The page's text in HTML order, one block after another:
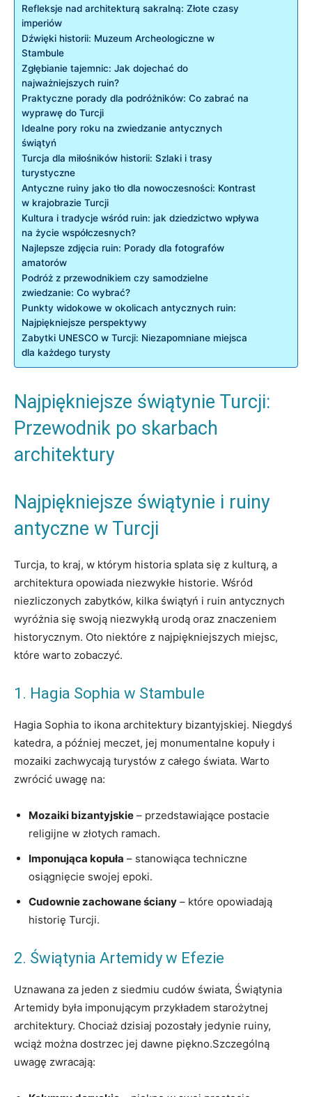
Refleksje nad architekturą sakralną: Złote czasy
imperiów
Dźwięki historii: Muzeum Archeologiczne w
Stambule
Zgłębianie tajemnic: Jak dojechać do
najważniejszych ruin?
Praktyczne porady dla podróżników: Co zabrać na
wyprawę do Turcji
Idealne pory roku na zwiedzanie antycznych
świątyń
Turcja dla miłośników historii: Szlaki i trasy
turystyczne
Antyczne ruiny jako tło dla nowoczesności: Kontrast
w krajobrazie Turcji
Kultura i tradycje wśród ruin: jak dziedzictwo wpływa
na życie współczesnych?
Najlepsze zdjęcia ruin: Porady dla fotografów
amatorów
Podróż z przewodnikiem czy samodzielne
zwiedzanie: Co wybrać?
Punkty widokowe w okolicach antycznych ruin:
Najpiękniejsze perspektywy
Zabytki UNESCO w Turcji: Niezapomniane miejsca
dla każdego turysty
Najpiękniejsze świątynie Turcji:
Przewodnik po skarbach
architektury
Najpiękniejsze świątynie i ruiny
antyczne w Turcji
Turcja, to kraj, w którym historia splata się z kulturą, a
architektura opowiada niezwykłe historie. Wśród
niezliczonych zabytków, kilka świątyń i ruin antycznych
wyróżnia się swoją niezwykłą urodą oraz znaczeniem
historycznym. Oto niektóre z najpiękniejszych miejsc,
które warto zobaczyć.
1. Hagia Sophia w Stambule
Hagia Sophia to ikona architektury bizantyjskiej. Niegdyś
katedra, a później meczet, jej monumentalne kopuły i
mozaiki zachwycają turystów z całego świata. Warto
zwrócić uwagę na:
Mozaiki bizantyjskie – przedstawiające postacie
religijne w złotych ramach.
Imponująca kopuła – stanowiąca techniczne
osiągnięcie swojej epoki.
Cudownie zachowane ściany – które opowiadają
historię Turcji.
2. Świątynia Artemidy w Efezie
Uznawana za jeden z siedmiu cudów świata, Świątynia
Artemidy była imponującym przykładem starożytnej
architektury. Chociaż dzisiaj pozostały jedynie ruiny,
wciąż można dostrzec jej dawne piękno.Szczególną
uwagę zwracają: